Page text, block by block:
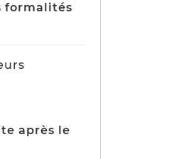
formalités
après le